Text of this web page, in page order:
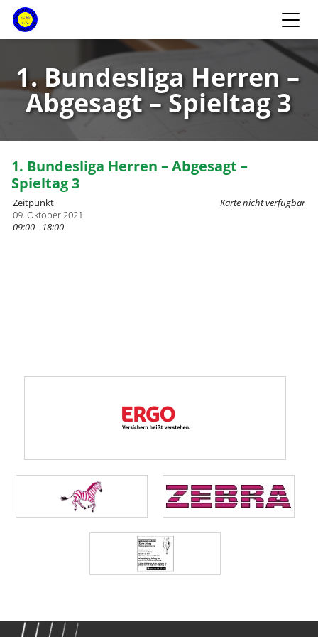
1. Bundesliga Herren –
Abgesagt – Spieltag 3
1. Bundesliga Herren – Abgesagt –
Spieltag 3
Karte nicht verfügbar
Zeitpunkt
09. Oktober 2021
09:00 - 18:00